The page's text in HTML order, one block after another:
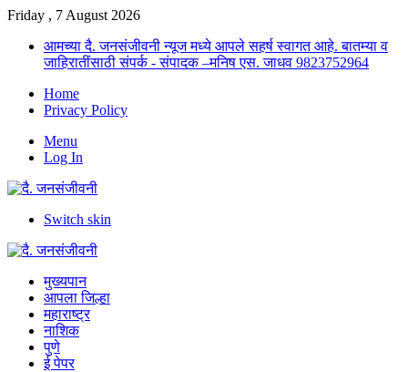
Friday , 7 August 2026
आमच्या दै. जनसंजीवनी न्यूज मध्ये आपले सहर्ष स्वागत आहे. बातम्या व
जाहिरातींसाठी संपर्क - संपादक –मनिष एस. जाधव 9823752964
Home
Privacy Policy
Menu
Log In
Switch skin
मुख्यपान
आपला जिल्हा
महाराष्ट्र
नाशिक
पुणे
ई पेपर